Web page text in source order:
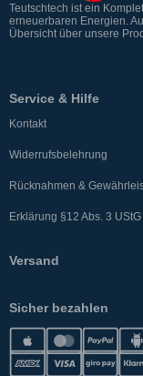
Teutschtech ist ein
erneuerbaren Energien.
Übersicht über unsere
Service & Hilfe
Kontakt
Widerrufsbelehrung
Rücknahmen &
Erklärung §12 Abs. 3 UStG
Versand
Sicher bezahlen